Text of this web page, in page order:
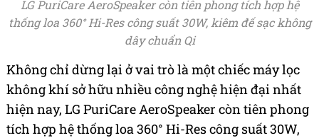
LG PuriCare AeroSpeaker còn tiên phong tích hợp hệ
thống loa 360° Hi-Res công suất 30W, kiêm đế sạc không
dây chuẩn Qi
Không chỉ dừng lại ở vai trò là một chiếc máy lọc
không khí sở hữu nhiều công nghệ hiện đại nhất
hiện nay, LG PuriCare AeroSpeaker còn tiên phong
tích hợp hệ thống loa 360° Hi-Res công suất 30W,